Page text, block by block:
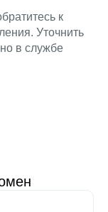
к
Уточнить
в службе